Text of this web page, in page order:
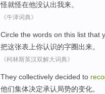
怪就怪在他没认出我来。
《牛津词典》
Circle the words on this list that
把这张表 上你认识的字圈出来。
《柯林斯英汉双解大词典》
They collectively decided to
他们集体决定承认 局势的变化。